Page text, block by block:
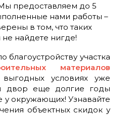
предоставляем до 5
нами работы –
в том, что таких
найдете нигде!
благоустройству участка
материалов
условиях уже
двор еще долгие годы
окружающих! Узнавайте
объектных скидок у